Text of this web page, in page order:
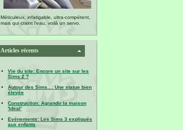
Méticuleux, infatigable, ultra-compétent,
mais qui craint l'eau, voilà un servo.
Articles récents
Vie du site: Encore un site sur les
Sims 2 ?
Autour des Sims...: Une statue bien
élevée
Construction: Agrandir la maison
'Ideal'
Evénements: Les Sims 3 expliqués
aux enfants